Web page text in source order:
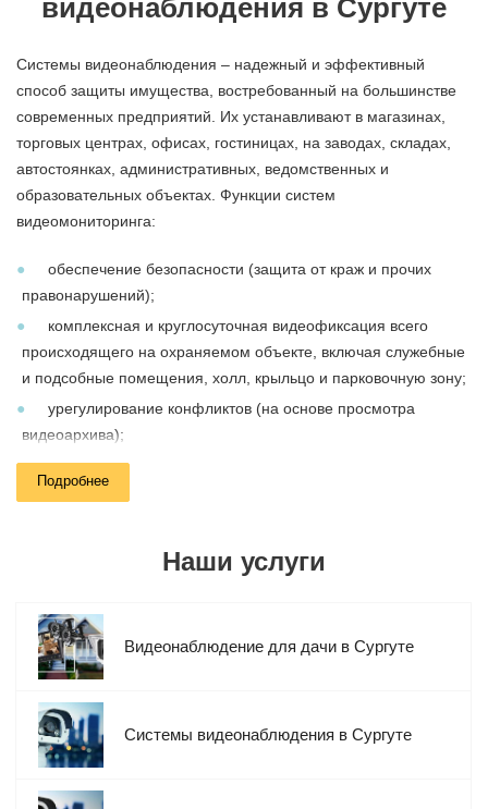
видеонаблюдения в Сургуте
Системы видеонаблюдения – надежный и эффективный
способ защиты имущества, востребованный на большинстве
современных предприятий. Их устанавливают в магазинах,
торговых центрах, офисах, гостиницах, на заводах, складах,
автостоянках, административных, ведомственных и
образовательных объектах. Функции систем
видеомониторинга:
обеспечение безопасности (защита от краж и прочих
правонарушений);
комплексная и круглосуточная видеофиксация всего
происходящего на охраняемом объекте, включая служебные
и подсобные помещения, холл, крыльцо и парковочную зону;
урегулирование конфликтов (на основе просмотра
видеоархива);
формирование доказательной базы на случай судебных и
досудебных разбирательств;
идентификация автомобильных номеров и распознавание
(сигнализация, СКУД и т.д.).
видеонаблюдения, а также установкой и настройкой
видеокомплектов. Мы сотрудничаем с физическими и
юридическими лицами и принимаем заказы из всех регионов
РФ.
Подробнее
Наши услуги
Видеонаблюдение для дачи в Сургуте
Системы видеонаблюдения в Сургуте